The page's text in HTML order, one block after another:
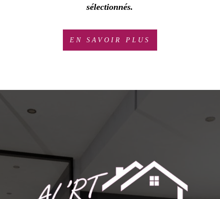
sélectionnés.
EN SAVOIR PLUS